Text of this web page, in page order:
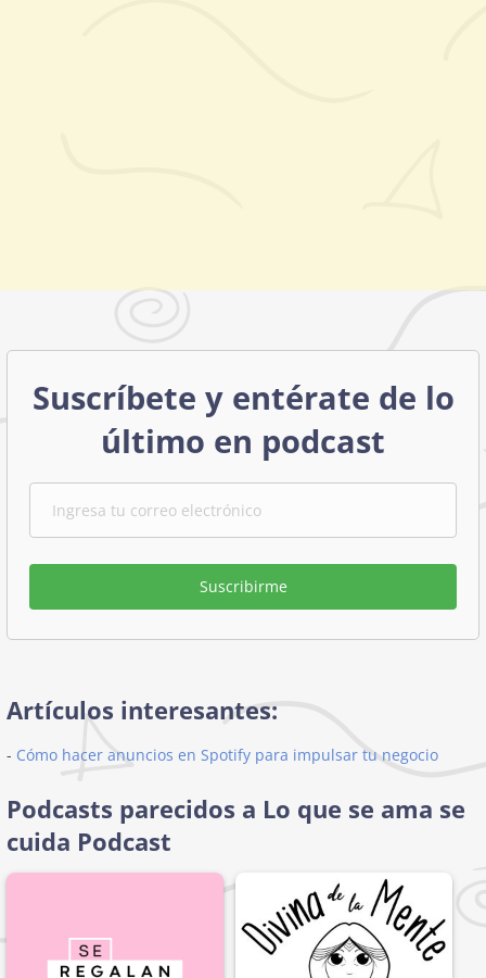
Suscríbete y entérate de lo
último en podcast
Suscribirme
Artículos interesantes:
- Cómo hacer anuncios en Spotify para impulsar tu negocio
Podcasts parecidos a Lo que se ama se
cuida Podcast